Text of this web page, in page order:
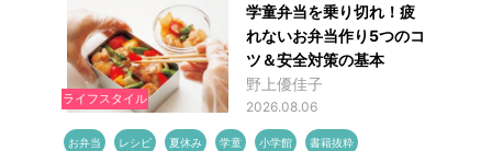
ライフスタイル
学童弁当を乗り切れ！疲
れないお弁当作り5つのコ
ツ＆安全対策の基本
野上優佳子
2026.08.06
お弁当 レシピ 夏休み 学童 小学館 書籍抜粋